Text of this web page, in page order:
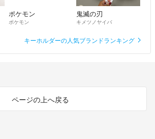
ポケモン
ポケモン
鬼滅の刃
キメツノヤイバ
キーホルダーの人気ブランドランキング
ページの上へ戻る